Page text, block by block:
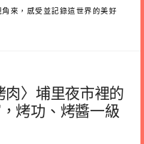
來，感受並記錄這世界的美好
〉埔里夜市裡的
烤功、烤醬一級